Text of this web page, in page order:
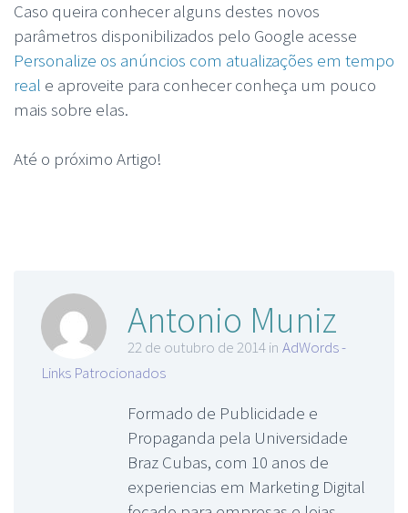
Caso queira conhecer alguns destes novos
parâmetros disponibilizados pelo Google acesse
Personalize os anúncios com atualizações em tempo
real e aproveite para conhecer conheça um pouco
mais sobre elas.
Até o próximo Artigo!
Antonio Muniz
22 de outubro de 2014 in AdWords -
Links Patrocionados
Formado de Publicidade e
Propaganda pela Universidade
Braz Cubas, com 10 anos de
experiencias em Marketing Digital